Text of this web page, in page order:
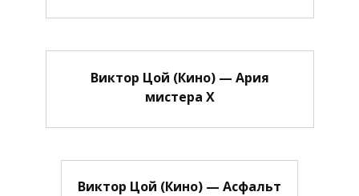
Виктор Цой (Кино) — Ария
мистера Х
Виктор Цой (Кино) — Асфальт